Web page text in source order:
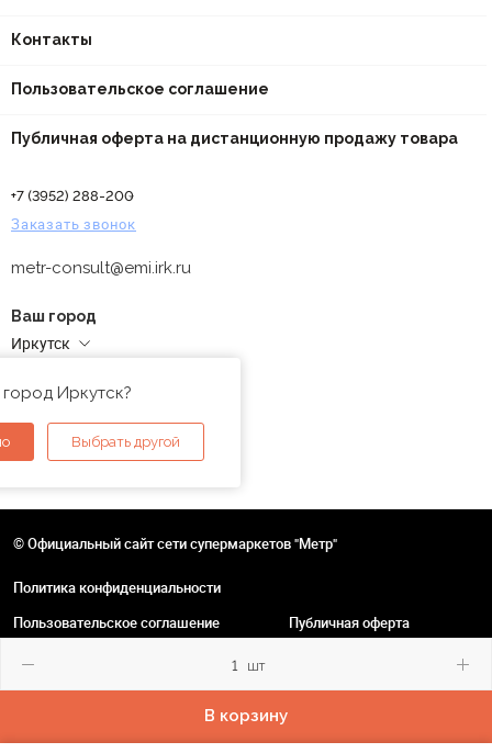
шт
В корзину
Контакты
Пользовательское соглашение
Публичная оферта на дистанционную продажу товара
+7 (3952) 288-200
Заказать звонок
metr-consult@emi.irk.ru
Ваш город
Иркутск
Иркутск?
Выбрать другой
© Официальный сайт сети супермаркетов "Метр"
Политика конфиденциальности
Пользовательское соглашение
Публичная оферта